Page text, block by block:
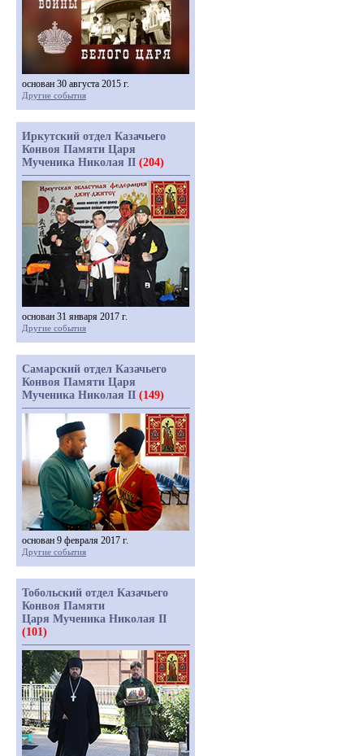
основан 30 августа 2015 г.
Другие события
Иркутский отдел Казачьего
Конвоя Памяти Царя
Мученика Николая II (204)
основан 31 января 2017 г.
Другие события
Самарский отдел Казачьего
Конвоя Памяти Царя
Мученика Николая II (149)
основан 9 февраля 2017 г.
Другие события
Тобольский отдел Казачьего
Конвоя Памяти
Царя Мученика Николая II
(101)